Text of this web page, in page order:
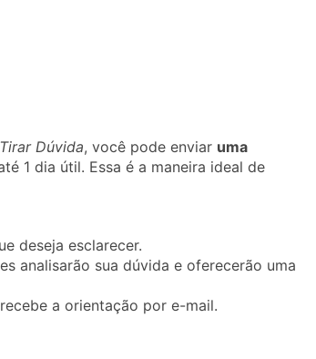
Tirar Dúvida, você pode enviar uma
1 dia útil. Essa é a maneira ideal de
deseja esclarecer.
analisarão sua dúvida e oferecerão uma
a orientação por e-mail.